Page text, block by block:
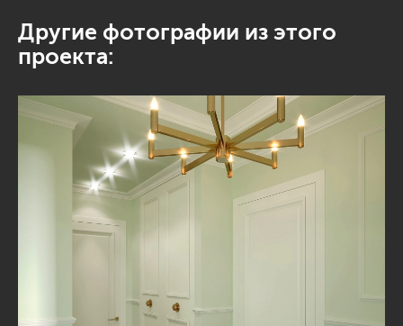
Другие фотографии из этого
проекта: